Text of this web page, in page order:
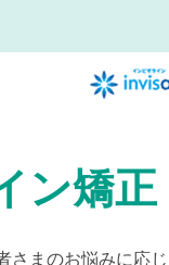
ン矯正
さまのお悩みに応じ